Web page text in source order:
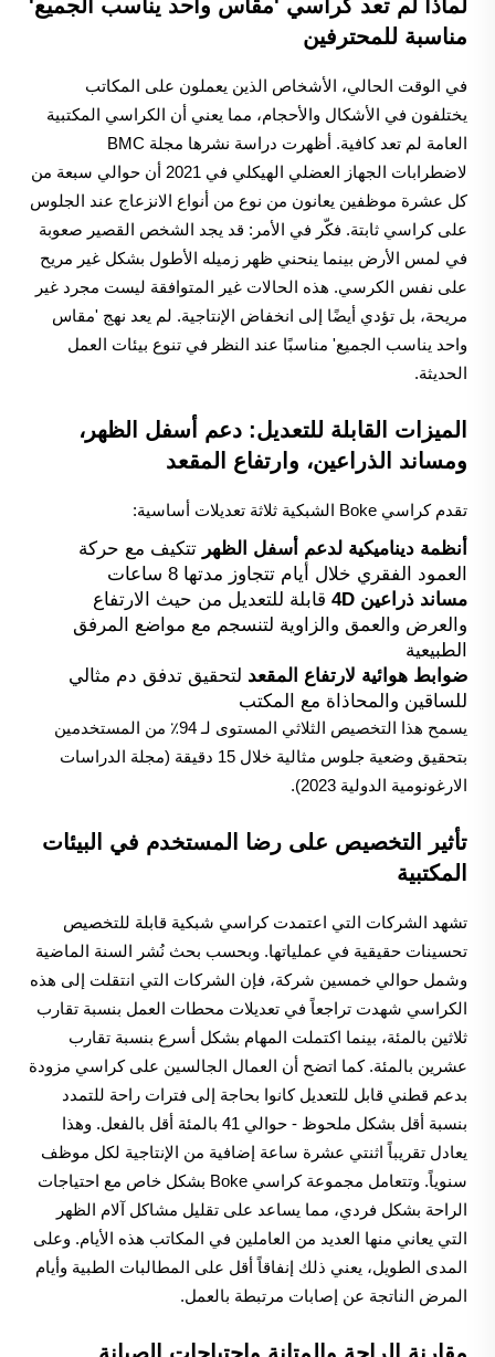
لماذا لم تعد كراسي 'مقاس واحد يناسب الجميع'
مناسبة للمحترفين
في الوقت الحالي، الأشخاص الذين يعملون على المكاتب
يختلفون في الأشكال والأحجام، مما يعني أن الكراسي المكتبية
العامة لم تعد كافية. أظهرت دراسة نشرها مجلة BMC
لاضطرابات الجهاز العضلي الهيكلي في 2021 أن حوالي سبعة من
كل عشرة موظفين يعانون من نوع من أنواع الانزعاج عند الجلوس
على كراسي ثابتة. فكّر في الأمر: قد يجد الشخص القصير صعوبة
في لمس الأرض بينما ينحني ظهر زميله الأطول بشكل غير مريح
على نفس الكرسي. هذه الحالات غير المتوافقة ليست مجرد غير
مريحة، بل تؤدي أيضًا إلى انخفاض الإنتاجية. لم يعد نهج 'مقاس
واحد يناسب الجميع' مناسبًا عند النظر في تنوع بيئات العمل
الحديثة.
الميزات القابلة للتعديل: دعم أسفل الظهر،
ومساند الذراعين، وارتفاع المقعد
تقدم كراسي Boke الشبكية ثلاثة تعديلات أساسية:
أنظمة ديناميكية لدعم أسفل الظهر تتكيف مع حركة
العمود الفقري خلال أيام تتجاوز مدتها 8 ساعات
مساند ذراعين 4D
قابلة للتعديل من حيث الارتفاع
والعرض والعمق والزاوية لتنسجم مع مواضع المرفق
الطبيعية
ضوابط هوائية لارتفاع المقعد لتحقيق تدفق دم مثالي
للساقين والمحاذاة مع المكتب
يسمح هذا التخصيص الثلاثي المستوى لـ 94٪ من المستخدمين
بتحقيق وضعية جلوس مثالية خلال 15 دقيقة (مجلة الدراسات
الارغونومية الدولية 2023).
تأثير التخصيص على رضا المستخدم في البيئات
المكتبية
تشهد الشركات التي اعتمدت كراسي شبكية قابلة للتخصيص
تحسينات حقيقية في عملياتها. وبحسب بحث نُشر السنة الماضية
وشمل حوالي خمسين شركة، فإن الشركات التي انتقلت إلى هذه
الكراسي شهدت تراجعاً في تعديلات محطات العمل بنسبة تقارب
ثلاثين بالمئة، بينما اكتملت المهام بشكل أسرع بنسبة تقارب
عشرين بالمئة. كما اتضح أن العمال الجالسين على كراسي مزودة
بدعم قطني قابل للتعديل كانوا بحاجة إلى فترات راحة للتمدد
بنسبة أقل بشكل ملحوظ - حوالي 41 بالمئة أقل بالفعل. وهذا
يعادل تقريباً اثنتي عشرة ساعة إضافية من الإنتاجية لكل موظف
سنوياً. وتتعامل مجموعة كراسي Boke بشكل خاص مع احتياجات
الراحة بشكل فردي، مما يساعد على تقليل مشاكل آلام الظهر
التي يعاني منها العديد من العاملين في المكاتب هذه الأيام. وعلى
المدى الطويل، يعني ذلك إنفاقاً أقل على المطالبات الطبية وأيام
المرض الناتجة عن إصابات مرتبطة بالعمل.